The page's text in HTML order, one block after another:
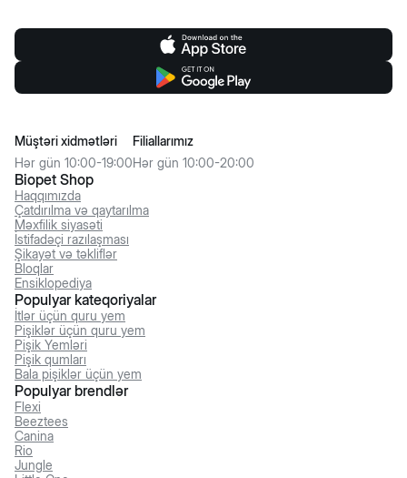
Biopet Shop
Haqqımızda
Çatdırılma və qaytarılma
Məxfilik siyasəti
İstifadəçi razılaşması
Şikayət və təkliflər
Bloqlar
Ensiklopediya
Müştəri xidmətləri
Hər gün 10:00-19:00
Filiallarımız
Hər gün 10:00-20:00
Populyar kateqoriyalar
İtlər üçün quru yem
Pişiklər üçün quru yem
Pişik Yemləri
Pişik qumları
Bala pişiklər üçün yem
Populyar brendlər
Flexi
Beeztees
Canina
Rio
Jungle